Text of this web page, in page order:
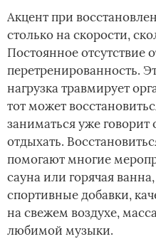
Акцент при
столько на скорости,
Постоянное отсутствие
перетренированность.
нагрузка травмирует
тот может
заниматься уже говорит
отдыхать.
помогают многие
сауна или горячая
спортивные добавки,
на свежем воздухе,
любимой музыки.